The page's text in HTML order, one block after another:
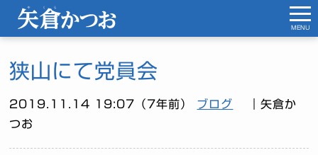
狭山にて党員会
2019.11.14 19:07（7年前） ブログ
｜矢倉か
つお
MENU